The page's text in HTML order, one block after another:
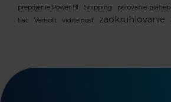
prepojenie Power BI
Shipping párovanie platieb
tlač
Verisoft viditelnost zaokruhlovanie